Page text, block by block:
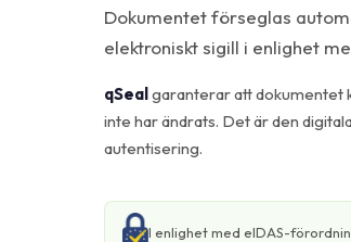
Dokumentet förseglas
elektroniskt sigill i enlighet
qSeal garanterar att dokumentet
inte har ändrats. Det är den
autentisering.
I enlighet med eIDAS-